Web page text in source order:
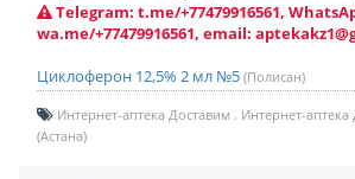
Telegram: t.me/+77479916561,
wa.me/+77479916561, email:
Циклоферон 12,5% 2 мл №5 (Полисан)
Интернет-аптека Доставим
Интернет-
(Астана)